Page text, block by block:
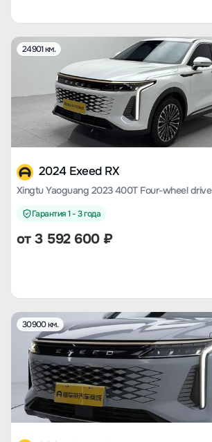
24901 км.
2024 Exeed RX
Xingtu Yaoguang 2023 400T Four-wheel
Гарантия 1 - 3 года
от3 592 600₽
30900 км.